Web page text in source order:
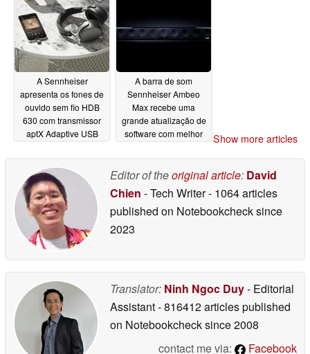
e 96 kHz
A Sennheiser
apresenta os fones de
ouvido sem fio HDB
630 com transmissor
aptX Adaptive USB
resolução 10/08/2025
A barra de som
Sennheiser Ambeo
Max recebe uma
grande atualização de
software com melhor
Show more articles
Editor of theoriginal article: David
Chien - Tech Writer- 1064 articles
published on Notebookchecksince
2023
Translator: Ninh Ngoc Duy- Editorial
Assistant- 816412 articles published
on Notebookchecksince 2008
contact me via:
Facebook